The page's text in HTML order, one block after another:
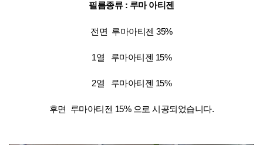
필름종류 : 루마 아티젠
전면 루마아티젠 35%
1열 루마아티젠 15%
2열 루마아티젠 15%
후면 루마아티젠 15% 으로 시공되었습니다.